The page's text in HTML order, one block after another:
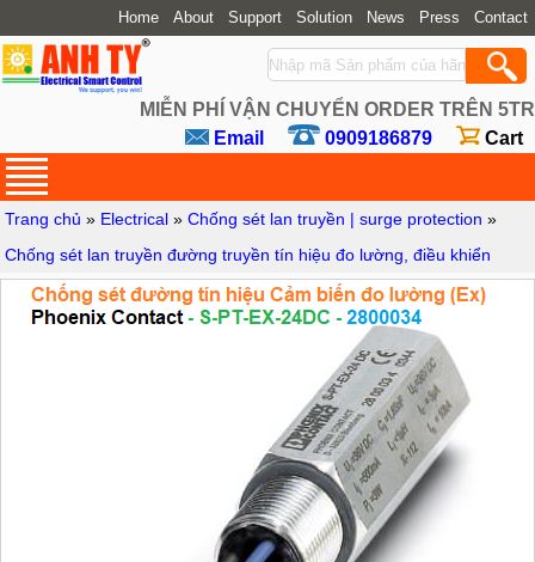
Home About Support Solution News Press Contact
MIỄN PHÍ VẬN CHUYỂN ORDER TRÊN 5TR
Email
0909186879 Cart
Trang chủ » Electrical »Chống sét lan truyền | surge protection »
Chống sét lan truyền đường truyền tín hiệu đo lường, điều khiển